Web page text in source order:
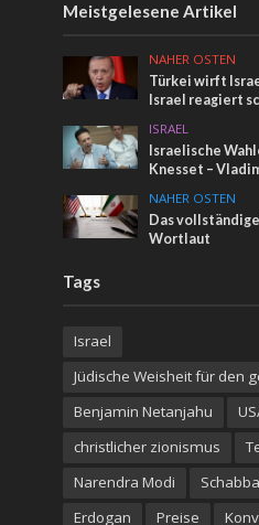
Meistgelesene Artikel
NAHER OSTEN
Türkei wirft
Israel reagiert
ISRAEL
Israelische
Knesset –
NAHER OSTEN
Das
Wortlaut
Tags
Israel
Jüdische Weisheit für den
Benjamin Netanjahu
christlicher zionismus
Narendra Modi
Erdogan
Preise